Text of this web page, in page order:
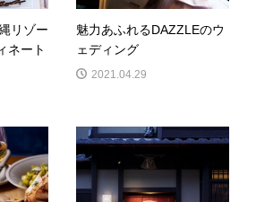
リゾー
ネート
魅力あふれるDAZZLEのウ
ェディング
2021.04.29